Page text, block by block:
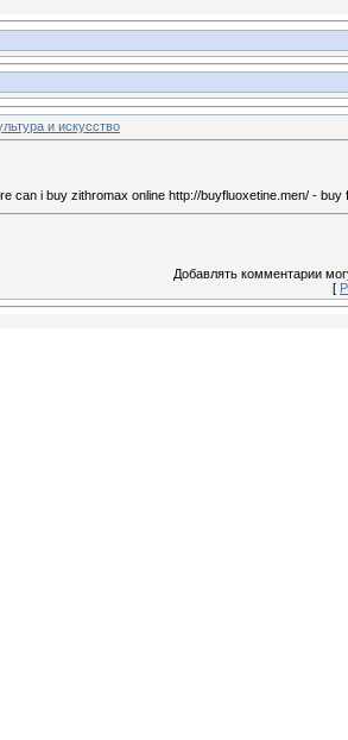
и искусство
can i buy zithromax online http://buyfluoxetine.men/ -
Добавлять комментарии
[